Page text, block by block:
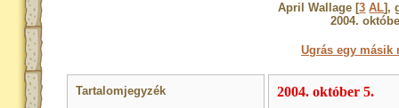
April Wallage [3 AL],
2004.
Ugrás egy másik
Tartalomjegyzék
2004. október 5.